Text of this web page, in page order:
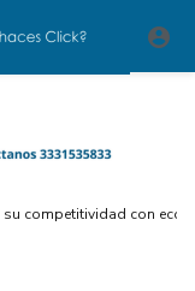
competitividad con